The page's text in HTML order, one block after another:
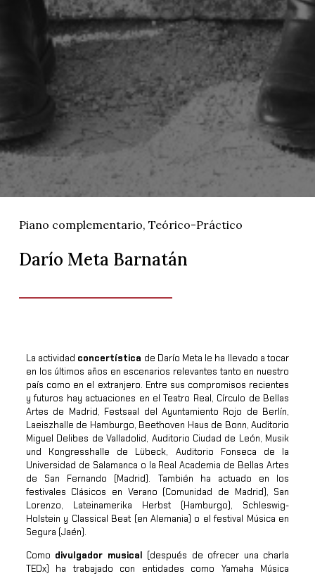
Piano complementario, Teórico-Práctico
Darío Meta Barnatán
La actividad concertística de Darío Meta le ha llevado a tocar
en los últimos años en escenarios relevantes tanto en nuestro
país como en el extranjero. Entre sus compromisos recientes
y futuros hay actuaciones en el Teatro Real, Círculo de Bellas
Artes de Madrid, Festsaal del Ayuntamiento Rojo de Berlín,
Laeiszhalle de Hamburgo, Beethoven Haus de Bonn, Auditorio
Miguel Delibes de Valladolid, Auditorio Ciudad de León, Musik
und Kongresshalle de Lübeck, Auditorio Fonseca de la
Universidad de Salamanca o la Real Academia de Bellas Artes
de San Fernando (Madrid). También ha actuado en los
festivales Clásicos en Verano (Comunidad de Madrid), San
Lorenzo, Lateinamerika Herbst (Hamburgo), Schleswig-
Holstein y Classical Beat (en Alemania) o el festival Música en
Segura (Jaén).
Como divulgador musical (después de ofrecer una charla
TEDx) ha trabajado con entidades como Yamaha Música